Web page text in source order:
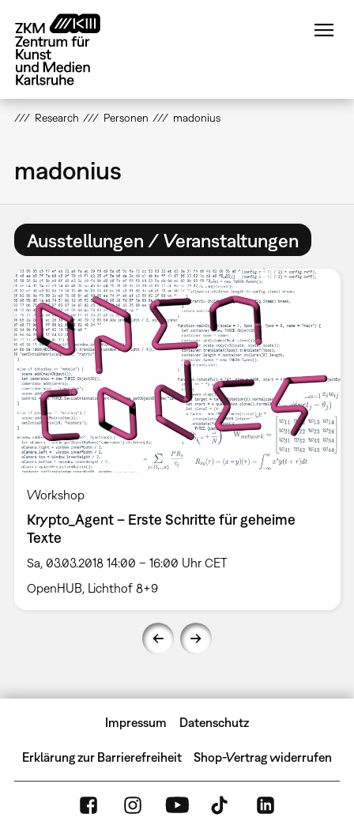
zum
Inhalt
Research Personen madonius
madonius
Ausstellungen / Veranstaltungen
Workshop
Krypto_Agent – Erste Schritte für geheime
Texte
Sa, 03.03.2018 14:00 – 16:00 Uhr CET
OpenHUB, Lichthof 8+9
Impressum Datenschutz
Erklärung zur Barrierefreiheit Shop-Vertrag widerrufen